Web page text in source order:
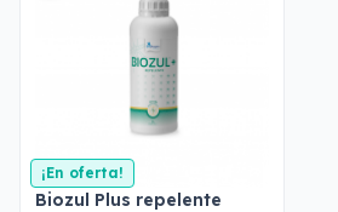
¡En oferta!
Biozul Plus repelente